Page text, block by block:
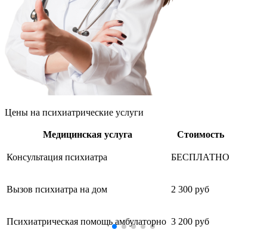
Цены на психиатрические услуги
Медицинская услуга Стоимость
Консультация психиатра БЕСПЛАТНО
Вызов психиатра на дом 2 300 руб
Психиатрическая помощь амбулаторно 3 200 руб